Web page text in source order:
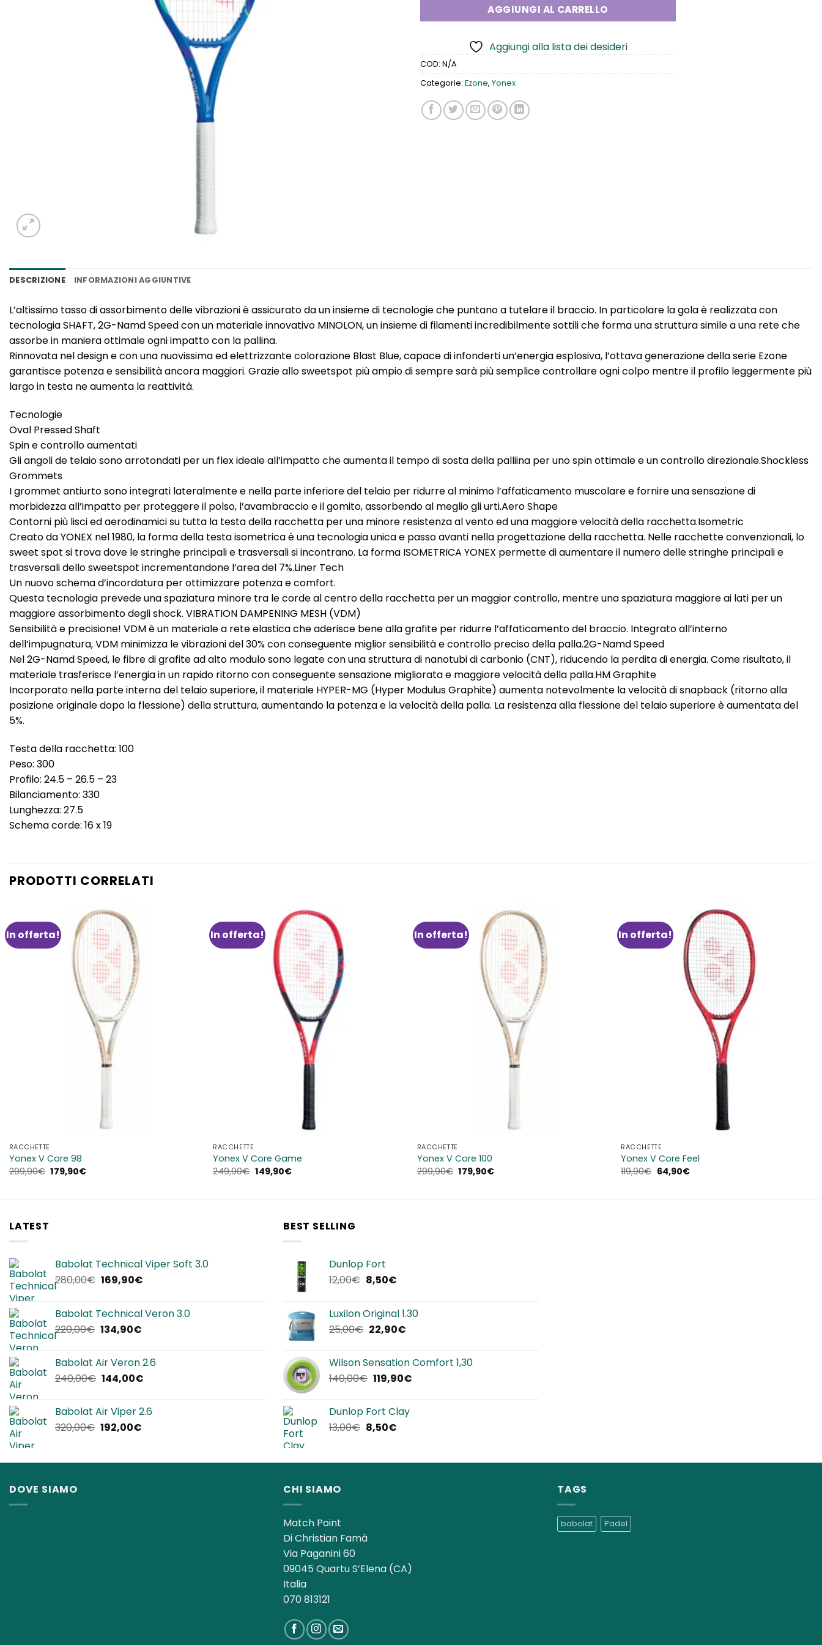
AGGIUNGI AL CARRELLO
Aggiungi alla lista dei desideri
COD: N/A
Categorie: Ezone, Yonex
DESCRIZIONE INFORMAZIONI AGGIUNTIVE
L’altissimo tasso di assorbimento delle vibrazioni è assicurato da un insieme di tecnologie che puntano a tutelare il braccio. In particolare la gola è realizzata con
tecnologia SHAFT, 2G-Namd Speed con un materiale innovativo MINOLON, un insieme di filamenti incredibilmente sottili che forma una struttura simile a una rete che
assorbe in maniera ottimale ogni impatto con la pallina.
Rinnovata nel design e con una nuovissima ed elettrizzante colorazione Blast Blue, capace di infonderti un’energia esplosiva, l’ottava generazione della serie Ezone
garantisce potenza e sensibilità ancora maggiori. Grazie allo sweetspot più ampio di sempre sarà più semplice controllare ogni colpo mentre il profilo leggermente più
largo in testa ne aumenta la reattività.
Tecnologie
Oval Pressed Shaft
Spin e controllo aumentati
Gli angoli de telaio sono arrotondati per un flex ideale all’impatto che aumenta il tempo di sosta della palliina per uno spin ottimale e un controllo direzionale.Shockless
Grommets
I grommet antiurto sono integrati lateralmente e nella parte inferiore del telaio per ridurre al minimo l’affaticamento muscolare e fornire una sensazione di
morbidezza all’impatto per proteggere il polso, l’avambraccio e il gomito, assorbendo al meglio gli urti.Aero Shape
Contorni più lisci ed aerodinamici su tutta la testa della racchetta per una minore resistenza al vento ed una maggiore velocità della racchetta.Isometric
Creato da YONEX nel 1980, la forma della testa isometrica è una tecnologia unica e passo avanti nella progettazione della racchetta. Nelle racchette convenzionali, lo
sweet spot si trova dove le stringhe principali e trasversali si incontrano. La forma ISOMETRICA YONEX permette di aumentare il numero delle stringhe principali e
trasversali dello sweetspot incrementandone l’area del 7%.Liner Tech
Un nuovo schema d’incordatura per ottimizzare potenza e comfort.
Questa tecnologia prevede una spaziatura minore tra le corde al centro della racchetta per un maggior controllo, mentre una spaziatura maggiore ai lati per un
maggiore assorbimento degli shock. VIBRATION DAMPENING MESH (VDM)
Sensibilità e precisione! VDM è un materiale a rete elastica che aderisce bene alla grafite per ridurre l’affaticamento del braccio. Integrato all’interno
dell’impugnatura, VDM minimizza le vibrazioni del 30% con conseguente miglior sensibilità e controllo preciso della palla.2G-Namd Speed
Nel 2G-Namd Speed, le fibre di grafite ad alto modulo sono legate con una struttura di nanotubi di carbonio (CNT), riducendo la perdita di energia. Come risultato, il
materiale trasferisce l’energia in un rapido ritorno con conseguente sensazione migliorata e maggiore velocità della palla.HM Graphite
Incorporato nella parte interna del telaio superiore, il materiale HYPER-MG (Hyper Modulus Graphite) aumenta notevolmente la velocità di snapback (ritorno alla
posizione originale dopo la flessione) della struttura, aumentando la potenza e la velocità della palla. La resistenza alla flessione del telaio superiore è aumentata del
5%.
Testa della racchetta: 100
Peso: 300
Profilo: 24.5 – 26.5 – 23
Bilanciamento: 330
Lunghezza: 27.5
Schema corde: 16 x 19
PRODOTTI CORRELATI
In offerta!
RACCHETTE
Yonex V Core 98
299,90€ Il
prezzo
179,90€Il
In offerta!
RACCHETTE
Yonex V Core Game
249,90€ Il
prezzo
149,90€Il
In offerta!
RACCHETTE
Yonex V Core 100
299,90€ Il
prezzo
179,90€Il
In offerta!
RACCHETTE
Yonex V Core Feel
119,90€ Il
prezzo
64,90€Il
LATEST
Babolat Technical Viper Soft 3.0
280,00€ Il
era:
280,00€.
169,90€Il
è:
Babolat Technical Veron 3.0
220,00€ Il
era:
220,00€.
134,90€Il
è:
134,90€.
Babolat Air Veron 2.6
240,00€ Il
era:
240,00€.
144,00€Il
è:
Babolat Air Viper 2.6
320,00€ Il
era:
192,00€Il
è:
BEST SELLING
Dunlop Fort
12,00€ Il
era:
12,00€.
8,50€Il
è:
8,50€.
Luxilon Original 1.30
25,00€ Il
era:
25,00€.
22,90€Il
è:
22,90€.
Wilson Sensation Comfort 1,30
140,00€ Il
era:
140,00€.
119,90€Il
Dunlop Fort Clay
13,00€ Il
era:
8,50€Il
è:
DOVE SIAMO CHI SIAMO
Match Point
Di Christian Famà
Via Paganini 60
09045 Quartu S’Elena (CA)
Italia
070 813121
TAGS
babolat Padel